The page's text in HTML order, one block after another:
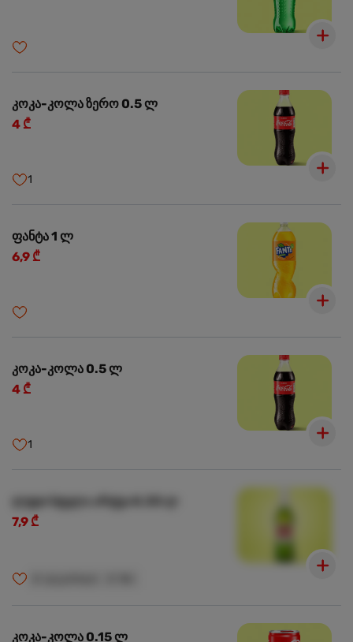
კოკა-კოლა ზერო 0.5 ლ
4 ₾
1
ფანტა 1 ლ
6,9 ₾
კოკა-კოლა 0.5 ლ
4 ₾
1
ლუდი სტელა არტუა 0.33 ლ
7,9 ₾
კოკა-კოლა 0.15 ლ